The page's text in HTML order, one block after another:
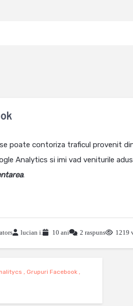
poate contoriza traficul provenit
Analytics si imi vad veniturile
.
lucian i. 10 ani 2 raspuns 1219
, Grupuri Facebook ,